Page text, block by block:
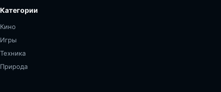
Категории
Кино
Игры
Техника
Природа